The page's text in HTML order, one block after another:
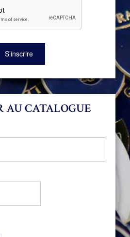
AU CATALOGUE
S’inscrire